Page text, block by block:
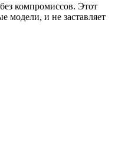
компромиссов. Этот
модели, и не заставляет